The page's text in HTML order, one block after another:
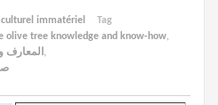
immatériel
Tag
olive tree knowledge and know-how,
المعارف ,